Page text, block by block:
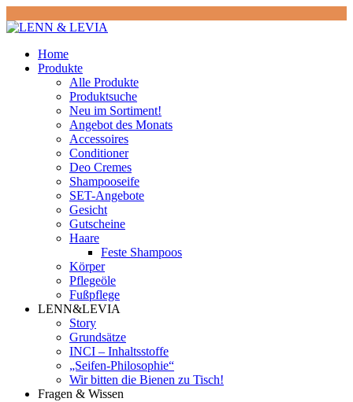
Home
Produkte
Alle Produkte
Produktsuche
Neu im Sortiment!
Angebot des Monats
Accessoires
Conditioner
Deo Cremes
Shampooseife
SET-Angebote
Gesicht
Gutscheine
Haare
Feste Shampoos
Körper
Pflegeöle
Fußpflege
LENN&LEVIA
Story
Grundsätze
INCI – Inhaltsstoffe
„Seifen-Philosophie“
Wir bitten die Bienen zu Tisch!
Fragen & Wissen